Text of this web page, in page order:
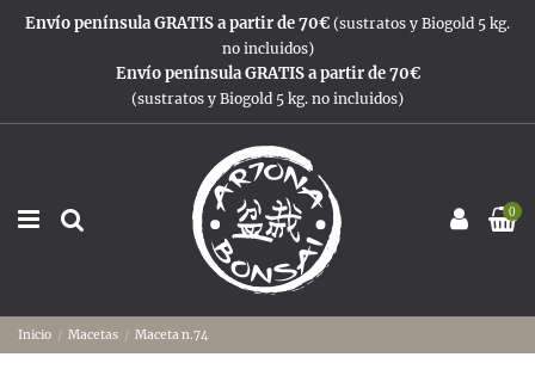
Envío península GRATIS a partir de 70€ (sustratos y Biogold 5 kg.
no incluidos)
Envío península GRATIS a partir de 70€
(sustratos y Biogold 5 kg. no incluidos)
0
Inicio Macetas Maceta n.74